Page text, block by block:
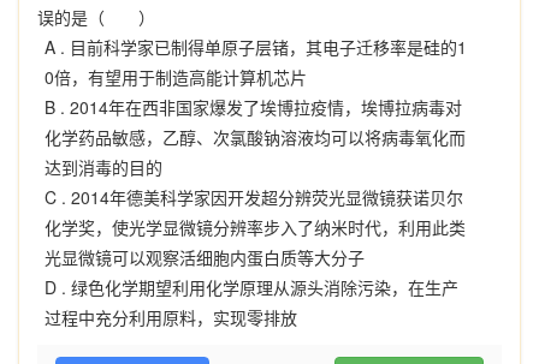
误的是（ ）
A . 目前科学家已制得单原子层锗，其电子迁移率是硅的1
0倍，有望用于制造高能计算机芯片
B . 2014年在西非国家爆发了埃博拉疫情，埃博拉病毒对
化学药品敏感，乙醇、次氯酸钠溶液均可以将病毒氧化而
达到消毒的目的
C . 2014年德美科学家因开发超分辨荧光显微镜获诺贝尔
化学奖，使光学显微镜分辨率步入了纳米时代，利用此类
光显微镜可以观察活细胞内蛋白质等大分子
D . 绿色化学期望利用化学原理从源头消除污染，在生产
过程中充分利用原料，实现零排放